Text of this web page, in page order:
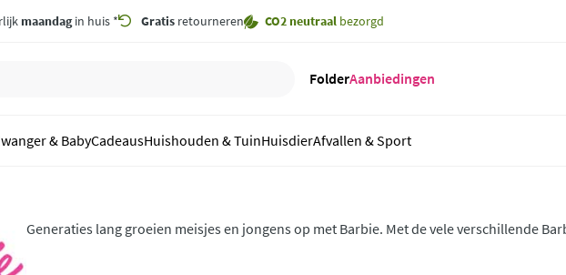
maandagin huis * Gratis retourneren CO2 neutraal bezorgd
FolderAanbiedingen
& BabyCadeausHuishouden & TuinHuisdierAfvallen & Sport
Generaties lang groeien meisjes en jongens op met Barbie. Met de vele verschillende